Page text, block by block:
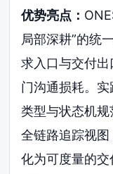
优势亮点：
局部深耕”的统
求入口与交付
门沟通损耗。
类型与状态机
全链路追踪视
化为可度量的交